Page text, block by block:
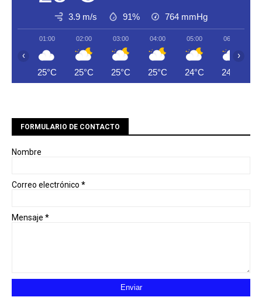
3.9 m/s 91% 764 mmHg
01:00
25°C
02:00
25°C
03:00
25°C
04:00
25°C
05:00
24°C
06:00
24°C
‹ ›
FORMULARIO DE CONTACTO
Nombre
Correo electrónico *
Mensaje *